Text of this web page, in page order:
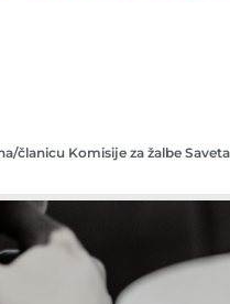
članicu Komisije za žalbe